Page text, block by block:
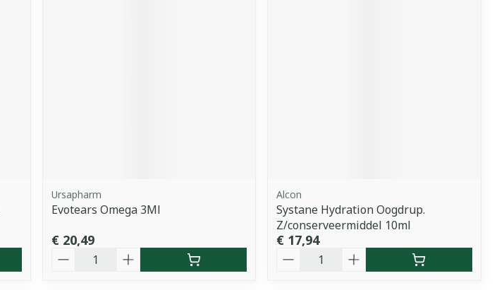
Ursapharm
Evotears Omega 3Ml
€ 20,49
Alcon
Systane Hydration Oogdrup.
Z/conserveermiddel 10ml
€ 17,94